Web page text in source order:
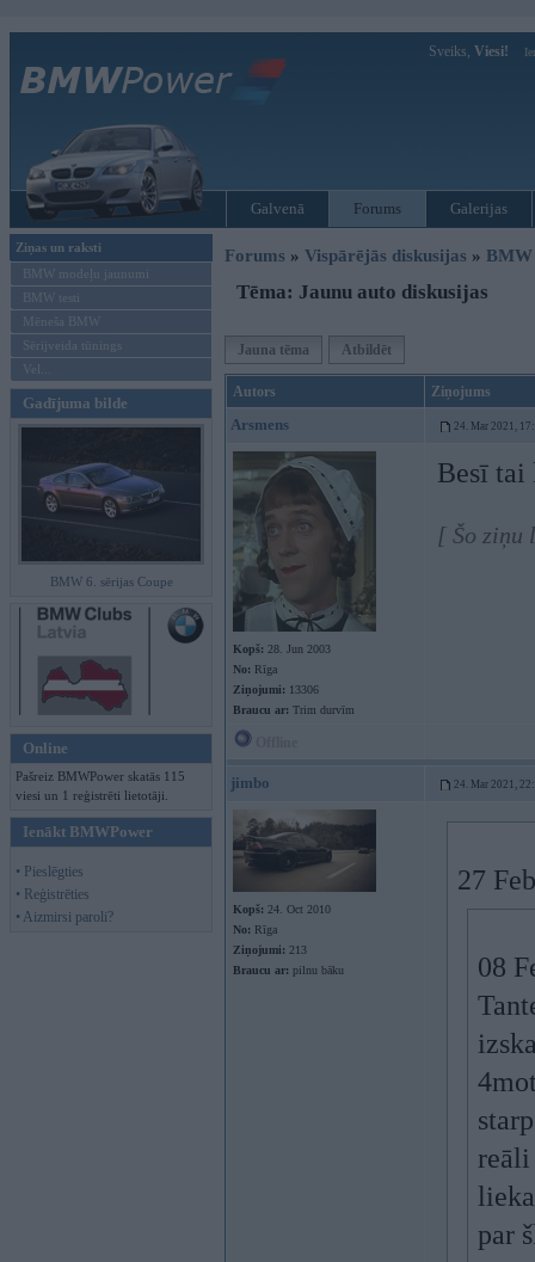
Sveiks, Viesi!
Galvenā Forums Galerijas
Ziņas un raksti
BMW modeļu jaunumi
BMW testi
Mēneša BMW
Sērijveida tūnings
Vel...
Gadījuma bilde
BMW 6. sērijas Coupe
Online
Pašreiz BMWPower skatās 115
viesi un 1 reģistrēti lietotāji.
Ienākt BMWPower
• Pieslēgties
• Reģistrēties
• Aizmirsi paroli?
Forums » Vispārējās diskusijas »
Tēma: Jaunu auto diskusijas
Jauna tēma Atbildēt
Autors Ziņojums
Arsmens 24. Mar 2021,
Kopš: 28. Jun 2003
No: Rīga
Ziņojumi: 13306
Braucu ar: Trim durvīm
Besī
[ Šo ziņu
jimbo 24. Mar 2021,
Kopš: 24. Oct 2010
No: Rīga
Ziņojumi: 213
Braucu ar: pilnu bāku
27
08
par